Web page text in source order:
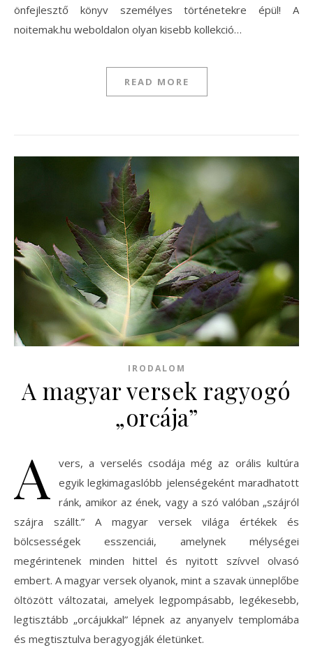
önfejlesztő könyv személyes történetekre épül! A
noitemak.hu weboldalon olyan kisebb kollekció…
READ MORE
IRODALOM
A magyar versek ragyogó
„orcája”
A
vers, a verselés csodája még az orális kultúra
egyik legkimagaslóbb jelenségeként maradhatott
ránk, amikor az ének, vagy a szó valóban „szájról
szájra szállt.” A magyar versek világa értékek és
bölcsességek esszenciái, amelynek mélységei
megérintenek minden hittel és nyitott szívvel olvasó
embert. A magyar versek olyanok, mint a szavak ünneplőbe
öltözött változatai, amelyek legpompásabb, legékesebb,
legtisztább „orcájukkal” lépnek az anyanyelv templomába
és megtisztulva beragyogják életünket.